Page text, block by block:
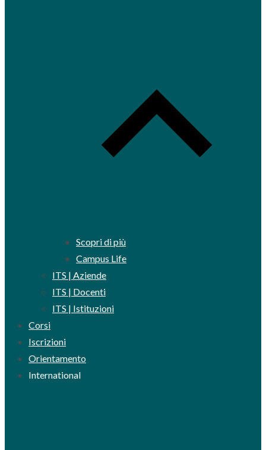
Scopri di più
Campus Life
ITS | Aziende
ITS | Docenti
ITS | Istituzioni
Corsi
Iscrizioni
Orientamento
International